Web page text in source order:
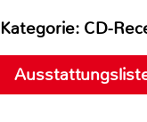
Kategorie: CD-